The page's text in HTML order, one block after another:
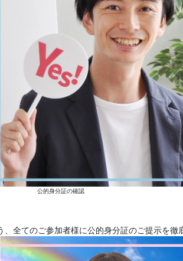
公的身分証の確認
全てのご参加者様に公的身分証のご提示を徹